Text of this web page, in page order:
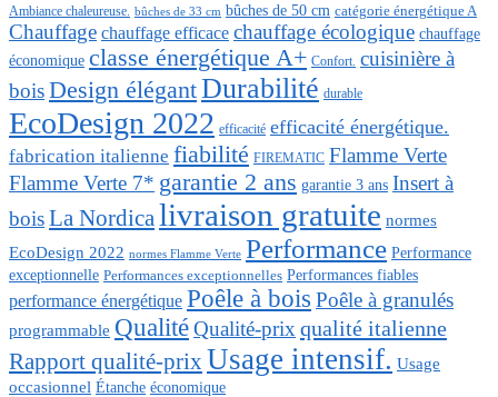
Ambiance chaleureuse. bûches de 33 cm bûches de 50 cm catégorie énergétique A
Chauffage chauffage efficace chauffage écologique chauffage
économique classe énergétique A+ Confort. cuisinière à
boisDesign élégantDurabilité durable
EcoDesign 2022 efficacité efficacité énergétique.
fabrication italienne fiabilité FIREMATIC Flamme Verte
Flamme Verte 7* garantie 2 ans garantie 3 ans Insert à
boisLa Nordicalivraison gratuite normes
EcoDesign 2022 normes Flamme Verte Performance Performance
exceptionnelle Performances exceptionnelles Performances fiables
performance énergétique Poêle à bois Poêle à granulés
programmable QualitéQualité-prix qualité italienne
Rapport qualité-prixUsage intensif. Usage
occasionnel Étanche économique